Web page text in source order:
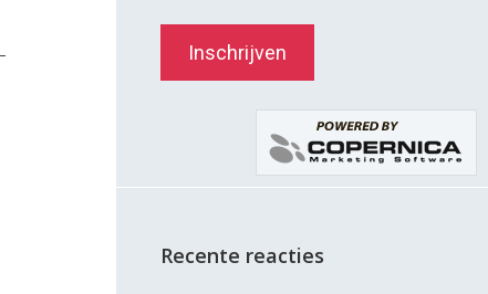
Inschrijven
Recente reacties